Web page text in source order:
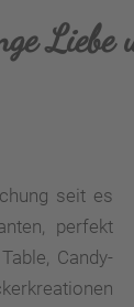
seit es
perfekt
Candy-